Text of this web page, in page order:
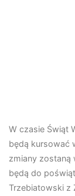
W czasie Świąt
będą kursować
zmiany zostaną
będą do
Trzebiatowski z